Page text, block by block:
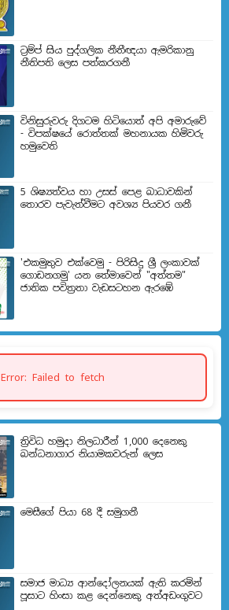
ට්‍රම්ප් සිය පුද්ගලික නීතීඥයා ඇමරිකානු
නීතිපති ලෙස පත්කරගනී
විනිසුරුවරු දිගටම හිටියොත් අපි අමාරුවේ
- විපක්ෂයේ රොත්තක් මහනායක හිමිවරු
හමුවෙති
5 ශිෂ්‍යත්වය හා උසස් පෙළ බාධාවකින්
තොරව පැවැත්වීමට අවශ්‍ය පියවර ගනී
'එකමුතුව එක්වෙමු - පිරිසිදු ශ්‍රී ලංකාවක්
ගොඩනගමු' යන තේමාවෙන් "අත්තම"
ජාතික පවිත්‍රතා වැඩසටහන ඇරඹේ
Error: Failed to fetch
ත්‍රිවිධ හමුදා නිලධාරීන් 1,000 දෙනෙකු
බන්ධනාගාර නියාමකවරුන් ලෙස
මෙසීගේ පියා 68 දී සමුගනී
සමාජ මාධ්‍ය ආන්දෝලනයක් ඇති කරමින්
පූසාට හිංසා කළ දෙන්නෙකු අත්අඩංගුවට